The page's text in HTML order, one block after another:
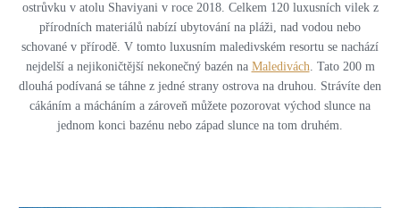
ostrůvku v atolu Shaviyani v roce 2018. Celkem 120 luxusních vilek z
přírodních materiálů nabízí ubytování na pláži, nad vodou nebo
schované v přírodě. V tomto luxusním maledivském resortu se nachází
nejdelší a nejikoničtější nekonečný bazén na Maledivách. Tato 200 m
dlouhá podívaná se táhne z jedné strany ostrova na druhou. Strávíte den
cákáním a mácháním a zároveň můžete pozorovat východ slunce na
jednom konci bazénu nebo západ slunce na tom druhém.